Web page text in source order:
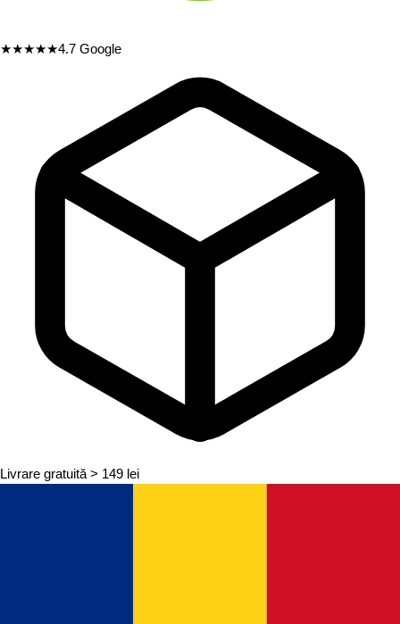
★★★★★4.7 Google
Livrare gratuită > 149 lei